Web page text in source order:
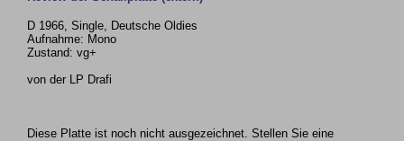
D 1966, Single, Deutsche Oldies
Aufnahme: Mono
Zustand: vg+
von der LP Drafi
Diese Platte ist noch nicht ausgezeichnet. Stellen Sie eine